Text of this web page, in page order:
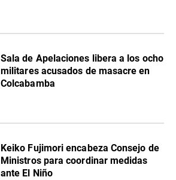
Sala de Apelaciones libera a los ocho
militares acusados de masacre en
Colcabamba
Keiko Fujimori encabeza Consejo de
Ministros para coordinar medidas
ante El Niño